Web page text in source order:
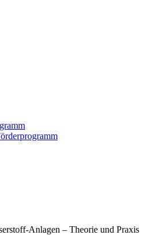
Anlagen – Theorie und Praxis